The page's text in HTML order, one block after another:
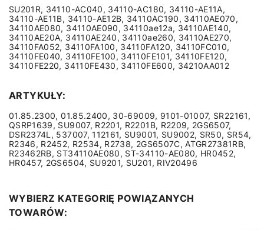
SU201R, 34110-AC040, 34110-AC180, 34110-AE11A,
34110-AE11B, 34110-AE12B, 34110AC190, 34110AE070,
34110AE080, 34110AE090, 34110ae12a, 34110AE140,
34110AE20A, 34110AE240, 34110ae260, 34110AE270,
34110FA052, 34110FA100, 34110FA120, 34110FC010,
34110FE040, 34110FE100, 34110FE101, 34110FE120,
34110FE220, 34110FE430, 34110FE600, 34210AA012
ARTYKUŁY:
01.85.2300, 01.85.2400, 30-69009, 9101-01007, SR22161,
QSRP1639, SU9007, R2201, R2201B, R2209, 2GS6507,
DSR2374L, 537007, 112161, SU9001, SU9002, SR50, SR54,
R2346, R2452, R2534, R2738, 2GS6507C, ATGR27381RB,
R23462RB, ST34110AE080, ST-34110-AE080, HR0452,
HR0457, 2GS6504, SU9201, SU201, RIV20496
WYBIERZ KATEGORIĘ POWIĄZANYCH
TOWARÓW: